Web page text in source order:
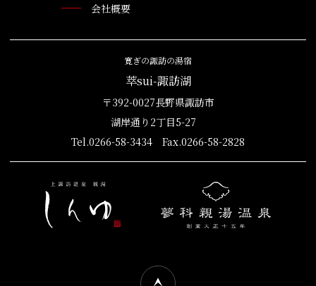
会社概要
寛ぎの諏訪の湯宿
萃sui-諏訪湖
〒392-0027長野県諏訪市
湖岸通り2丁目5-27
Tel.0266-58-3434 Fax.0266-58-2828